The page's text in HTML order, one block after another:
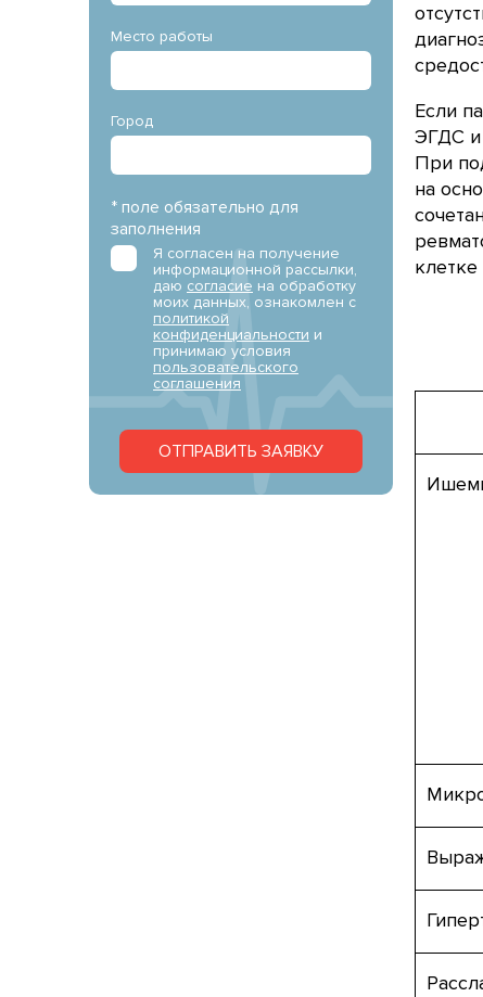
Место работы
Город
* поле обязательно для
заполнения
Я согласен на получение
информационной рассылки,
даю согласие на обработку
моих данных, ознакомлен с
политикой
конфиденциальности и
принимаю условия
пользовательского
соглашения
ОТПРАВИТЬ ЗАЯВКУ
Если
ЭГДС и
При
на